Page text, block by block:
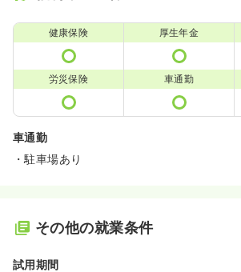
健康保険 厚生年金
労災保険 車通勤
車通勤
・駐車場あり
その他の就業条件
試用期間